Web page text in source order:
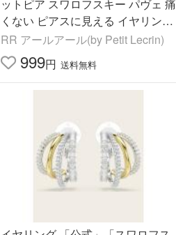
ットピア スワロフスキー パヴェ 痛
くない ピアスに見える イヤリング
磁石 結婚式 卒業式 入学式 フォー
マル レディース
RR アールアール(by Petit Lecrin)
999円 送料無料